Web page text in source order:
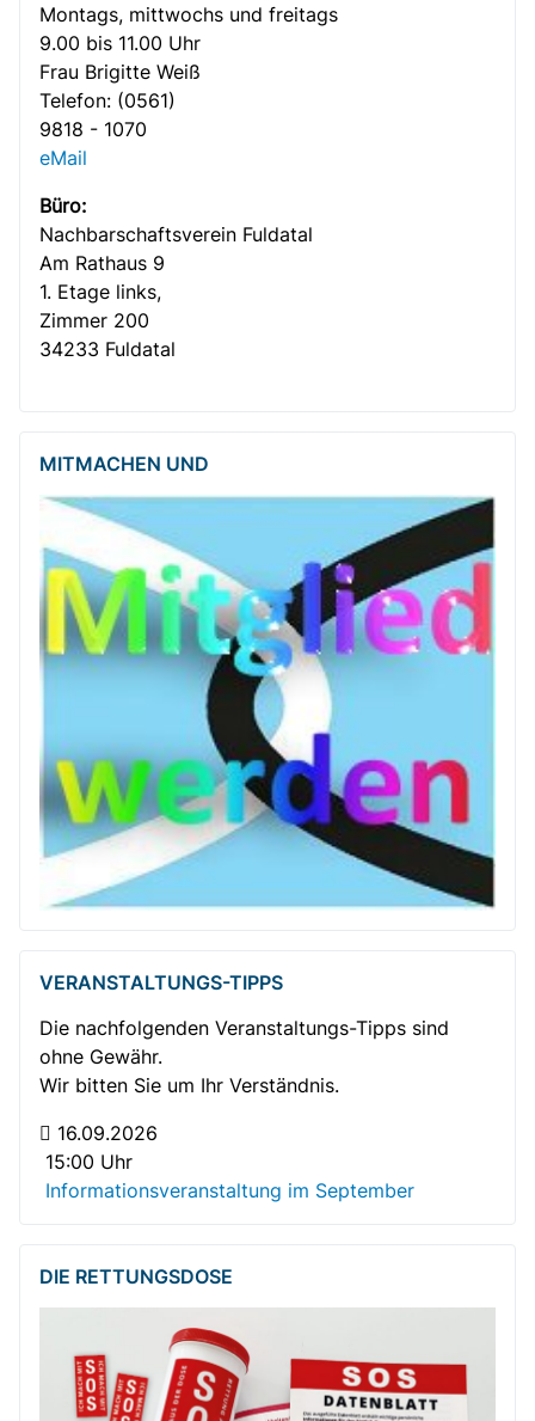
Montags, mittwochs und freitags
9.00 bis 11.00 Uhr
Frau Brigitte Weiß
Telefon: (0561)
9818 - 1070
eMail
Büro:
Nachbar­­schafts­verein Fuldatal
Am Rathaus 9
1. Etage links,
Zimmer 200
34233 Fuldatal
MITMACHEN UND
VERANSTALTUNGS-TIPPS
Die nachfolgenden Veranstaltungs-Tipps sind
ohne Gewähr.
Wir bitten Sie um Ihr Verständnis.
16.09.2026
15:00 Uhr
Informationsveranstaltung im September
DIE RETTUNGSDOSE